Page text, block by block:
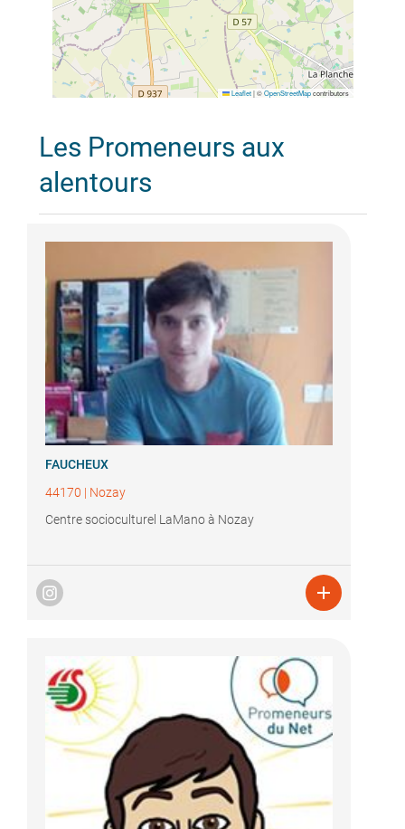
Leaflet |©OpenStreetMapcontributors
Les Promeneurs aux
alentours
FAUCHEUX
44170 | Nozay
Centre socioculturel LaMano à Nozay
